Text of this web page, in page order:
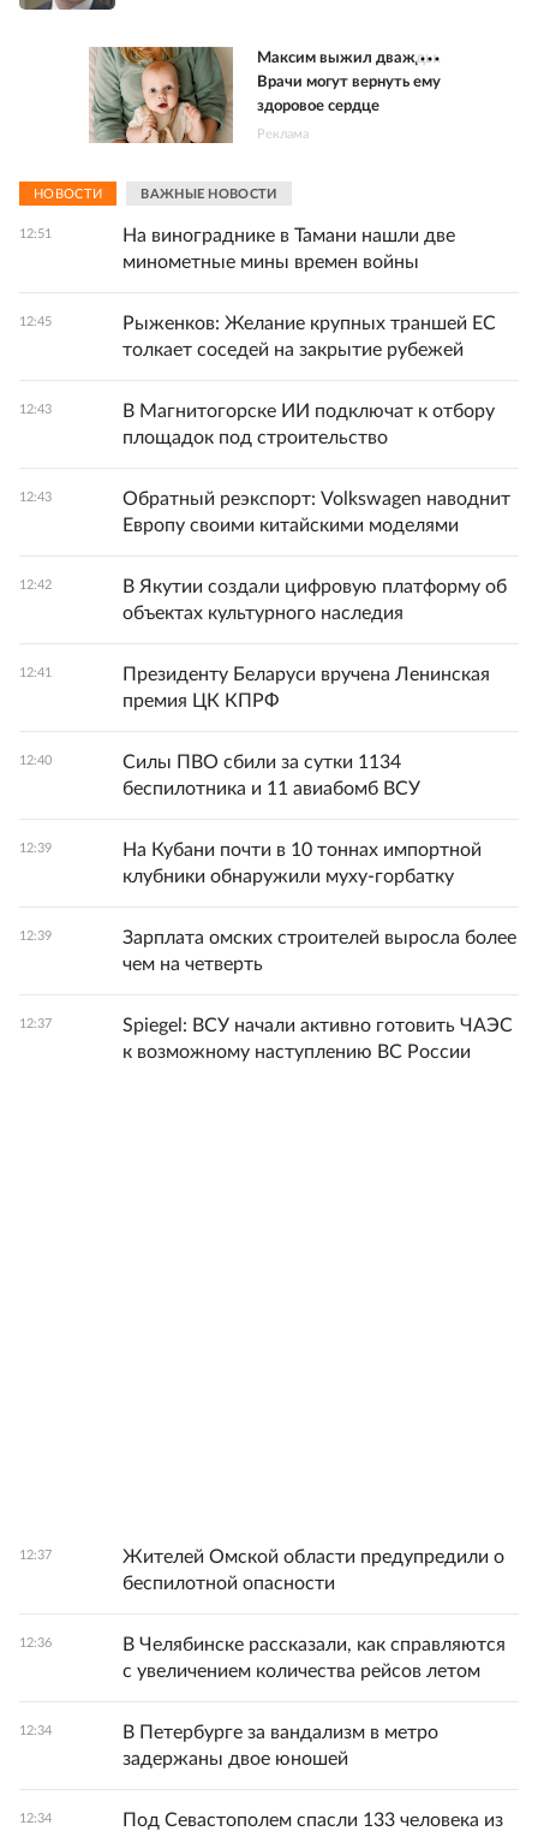
Максим выжил дважды.
Врачи могут вернуть ему
здоровое сердце
Реклама
НОВОСТИ ВАЖНЫЕ НОВОСТИ
12:51
На винограднике в Тамани нашли две
минометные мины времен войны
12:45
Рыженков: Желание крупных траншей ЕС
толкает соседей на закрытие рубежей
12:43
В Магнитогорске ИИ подключат к отбору
площадок под строительство
12:43
Обратный реэкспорт: Volkswagen наводнит
Европу своими китайскими моделями
12:42
В Якутии создали цифровую платформу об
объектах культурного наследия
12:41
Президенту Беларуси вручена Ленинская
премия ЦК КПРФ
12:40
Силы ПВО сбили за сутки 1134
беспилотника и 11 авиабомб ВСУ
12:39
На Кубани почти в 10 тоннах импортной
клубники обнаружили муху‑горбатку
12:39
Зарплата омских строителей выросла более
чем на четверть
12:37
Spiegel: ВСУ начали активно готовить ЧАЭС
к возможному наступлению ВС России
12:37
Жителей Омской области предупредили о
беспилотной опасности
12:36
В Челябинске рассказали, как справляются
с увеличением количества рейсов летом
12:34
В Петербурге за вандализм в метро
задержаны двое юношей
12:34
Под Севастополем спасли 133 человека из